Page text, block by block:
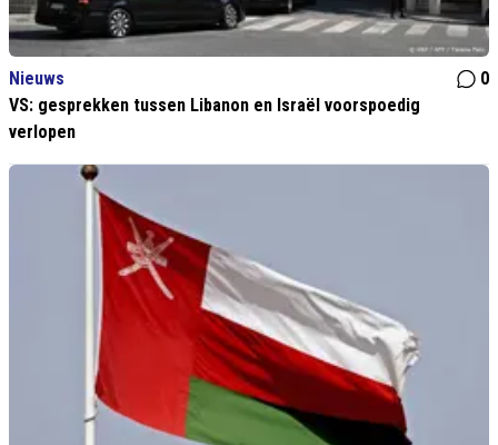
Nieuws
0
VS: gesprekken tussen Libanon en Israël voorspoedig
verlopen